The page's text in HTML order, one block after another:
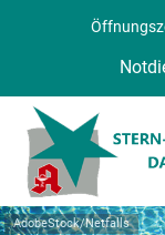
AdobeStock/Netfalls